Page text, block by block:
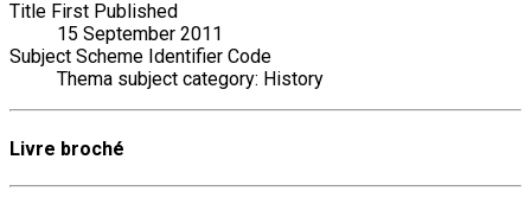
Title First Published
15 September 2011
Subject Scheme Identifier Code
Thema subject category: History
Livre broché